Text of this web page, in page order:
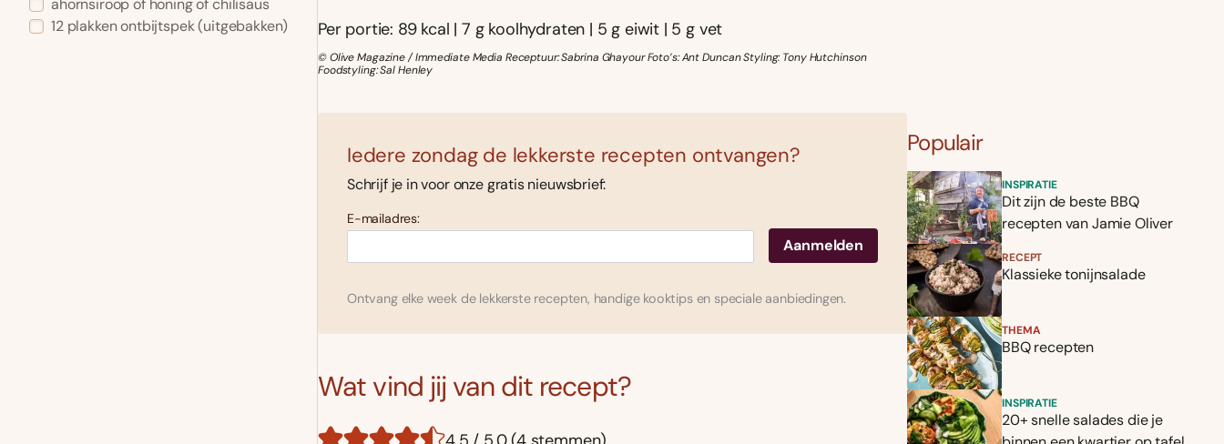
ahornsiroop of honing of chilisaus
12 plakken ontbijtspek (uitgebakken)
Per portie: 89 kcal | 7 g koolhydraten | 5 g eiwit | 5 g vet
© Olive Magazine / Immediate Media Receptuur: Sabrina Ghayour Foto’s: Ant Duncan Styling: Tony Hutchinson
Foodstyling: Sal Henley
Iedere zondag de lekkerste recepten ontvangen?
Schrijf je in voor onze gratis nieuwsbrief:
E-mailadres:
Ontvang elke week de lekkerste recepten, handige kooktips en speciale aanbiedingen.
Wat vind jij van dit recept?
Populair
INSPIRATIE
Dit zijn de beste BBQ
recepten van Jamie Oliver
RECEPT
Klassieke tonijnsalade
THEMA
BBQ recepten
INSPIRATIE
20+ snelle salades die je